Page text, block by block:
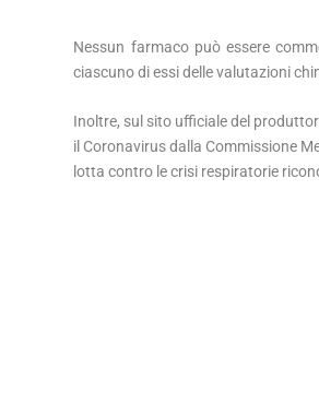
Nessun farmaco può essere
ciascuno di essi delle valutazioni
Inoltre, sul sito ufficiale del
il Coronavirus dalla Commissione
lotta contro le crisi respiratorie